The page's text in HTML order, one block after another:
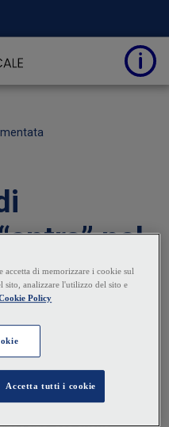
nel
i giudici tributari sono